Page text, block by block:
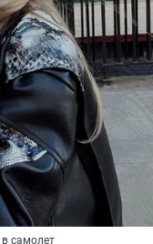
в самолет